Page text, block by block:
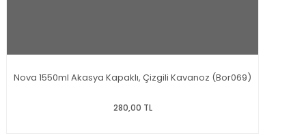
Nova 1550ml Akasya Kapaklı, Çizgili Kavanoz (Bor069)
280,00 TL